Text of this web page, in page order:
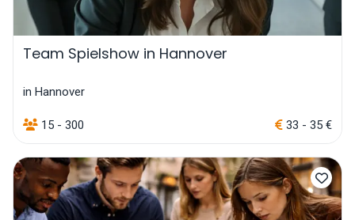
Team Spielshow in Hannover
in Hannover
15 - 300 33 - 35 €